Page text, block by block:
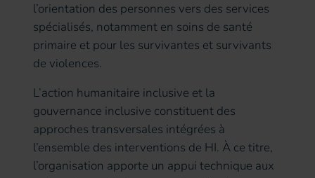
l’orientation des personnes vers des services
spécialisés, notamment en soins de santé
primaire et pour les survivantes et survivants
de violences.
L’action humanitaire inclusive et la
gouvernance inclusive constituent des
approches transversales intégrées à
l’ensemble des interventions de HI. À ce titre,
l’organisation apporte un appui technique aux